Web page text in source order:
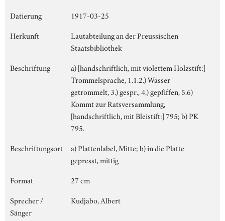
Datierung
1917-03-25
Herkunft
Lautabteilung an der Preussischen
Staatsbibliothek
Beschriftung
a) [handschriftlich, mit violettem Holzstift:]
Trommelsprache, 1.1.2.) Wasser
getrommelt, 3.) gespr., 4.) gepfiffen, 5.6)
Kommt zur Ratsversammlung,
[handschriftlich, mit Bleistift:] 795; b) PK
795.
Beschriftungsort
a) Plattenlabel, Mitte; b) in die Platte
gepresst, mittig
Format
27 cm
Sprecher /
Sänger
Kudjabo, Albert